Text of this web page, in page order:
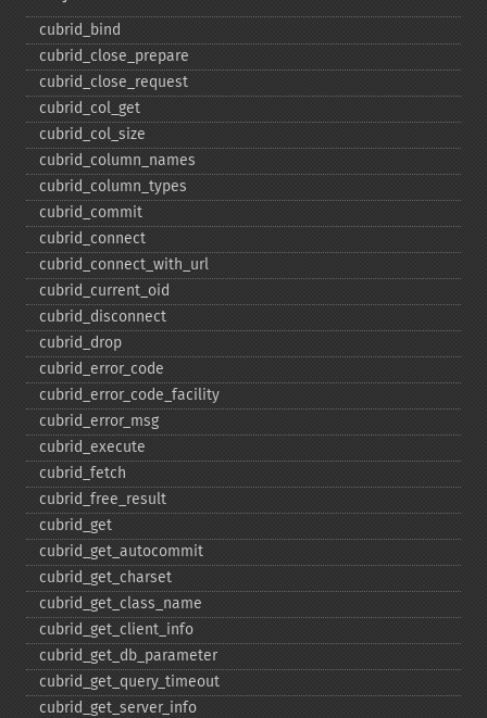
cubrid_​bind
cubrid_​close_​prepare
cubrid_​close_​request
cubrid_​col_​get
cubrid_​col_​size
cubrid_​column_​names
cubrid_​column_​types
cubrid_​commit
cubrid_​connect
cubrid_​connect_​with_​url
cubrid_​current_​oid
cubrid_​disconnect
cubrid_​drop
cubrid_​error_​code
cubrid_​error_​code_​facility
cubrid_​error_​msg
cubrid_​execute
cubrid_​fetch
cubrid_​free_​result
cubrid_​get
cubrid_​get_​autocommit
cubrid_​get_​charset
cubrid_​get_​class_​name
cubrid_​get_​client_​info
cubrid_​get_​db_​parameter
cubrid_​get_​query_​timeout
cubrid_​get_​server_​info